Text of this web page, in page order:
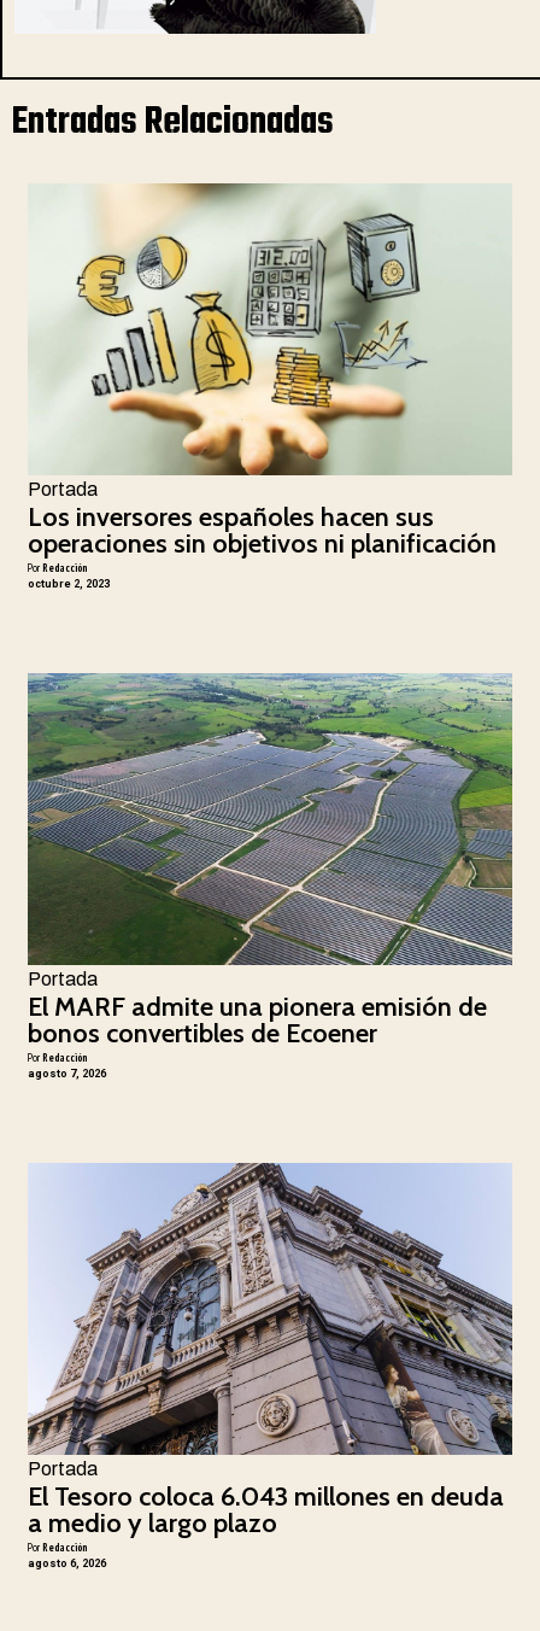
Entradas Relacionadas
Portada
Los inversores españoles hacen sus
operaciones sin objetivos ni planificación
PorRedacción
octubre 2, 2023
Portada
El MARF admite una pionera emisión de
bonos convertibles de Ecoener
PorRedacción
agosto 7, 2026
Portada
El Tesoro coloca 6.043 millones en deuda
a medio y largo plazo
PorRedacción
agosto 6, 2026